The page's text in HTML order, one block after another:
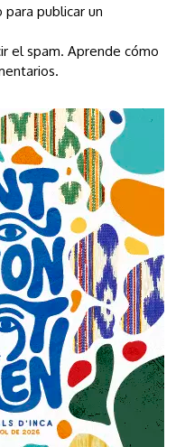
para publicar un
el spam. Aprende cómo